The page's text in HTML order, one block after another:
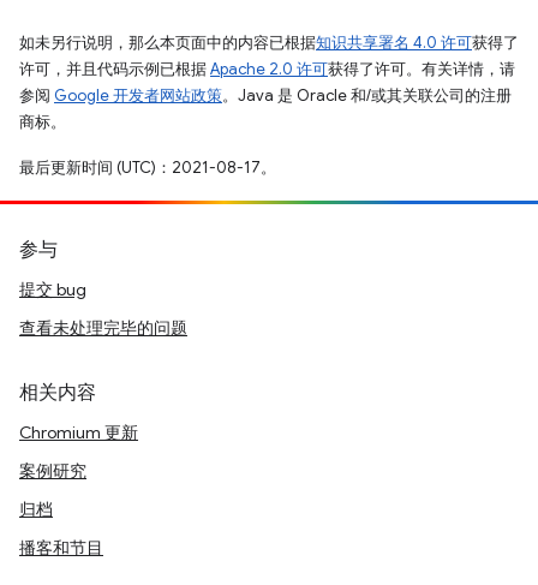
如未另行说明，那么本页面中的内容已根据知识共享署名 4.0 许可获得了
许可，并且代码示例已根据Apache 2.0 许可获得了许可。有关详情，请
参阅 Google 开发者网站政策。Java 是 Oracle 和/或其关联公司的注册
商标。
最后更新时间 (UTC)：2021-08-17。
参与
提交 bug
查看未处理完毕的问题
相关内容
Chromium 更新
案例研究
归档
播客和节目